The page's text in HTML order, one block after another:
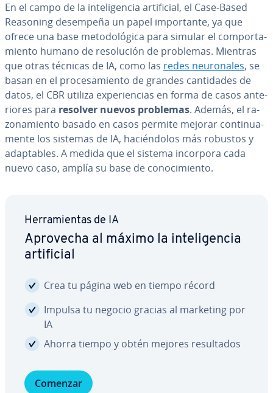
En el campo de la in­te­li­ge­n­cia ar­ti­fi­cial, el Case-Based
Reasoning desempeña un papel im­po­r­ta­n­te, ya que
ofrece una base me­to­do­ló­gi­ca para simular el co­m­po­r­ta­
mie­n­to humano de re­so­lu­ción de problemas. Mientras
que otras técnicas de IA, como las redes neu­ro­na­les, se
basan en el pro­ce­sa­mie­n­to de grandes ca­n­ti­da­des de
datos, el CBR utiliza ex­pe­rie­n­cias en forma de casos an­te­
rio­res para resolver nuevos problemas. Además, el ra­
zo­na­mie­n­to basado en casos permite mejorar co­n­ti­nua­
me­n­te los sistemas de IA, ha­cié­n­do­los más robustos y
ada­p­ta­bles. A medida que el sistema incorpora cada
nuevo caso, amplía su base de co­no­ci­mie­n­to.
He­rra­mie­n­tas de IA
Aprovecha al máximo la in­te­li­ge­n­cia
ar­ti­fi­cial
Crea tu página web en tiempo récord
Impulsa tu negocio gracias al marketing por
IA
Ahorra tiempo y obtén mejores re­su­l­ta­dos
Comenzar